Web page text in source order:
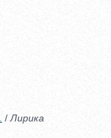
/ Лирика